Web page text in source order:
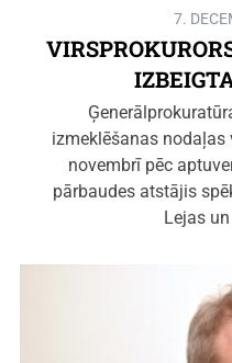
7.
izmeklēšanas nodaļas
novembrī pēc
pārbaudes atstājis
Lejas